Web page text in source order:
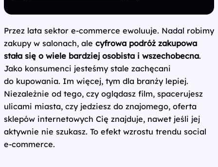
Przez lata sektor e‑commerce ewoluuje. Nadal robimy
zakupy w salonach, ale cyfrowa podróż zakupowa
stała się o wiele bardziej osobista i wszechobecna.
Jako konsumenci jesteśmy stale zachęcani
do kupowania. Im więcej, tym dla branży lepiej.
Niezależnie od tego, czy oglądasz film, spacerujesz
ulicami miasta, czy jedziesz do znajomego, oferta
sklepów internetowych Cię znajduje, nawet jeśli jej
aktywnie nie szukasz. To efekt wzrostu trendu social
e‑commerce.